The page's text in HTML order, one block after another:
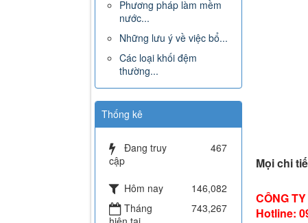
Mọi chi
CÔNG
Hotline:
Phương pháp làm mềm
nước...
Những lưu ý về việc bổ...
Các loại khối đệm
thường...
Thống kê
Đang truy
cập
467
Hôm nay
146,082
Tháng
743,267